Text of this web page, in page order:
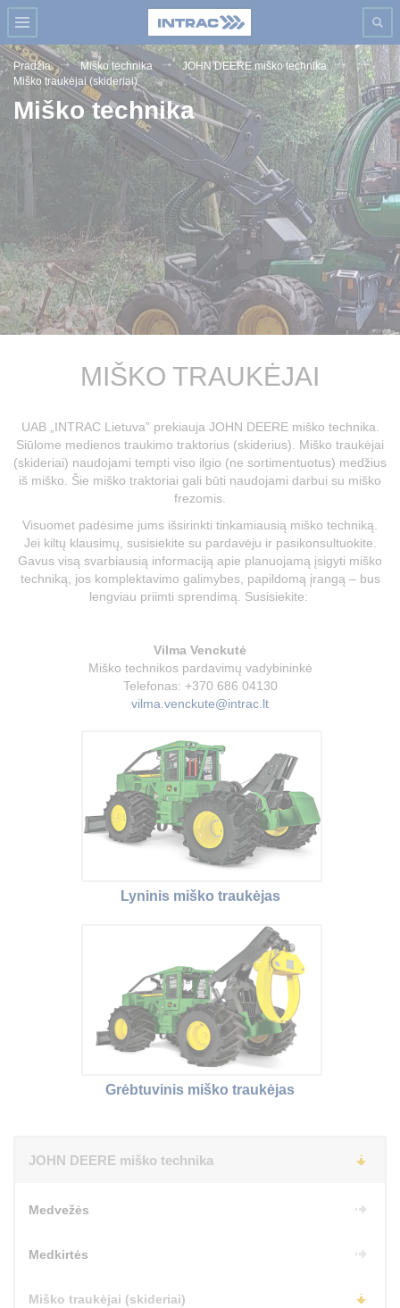
Pradžia Miško technika
JOHN DEERE miško technika
Miško traukėjai (skideriai)
Miško technika
MIŠKO TRAUKĖJAI
UAB „INTRAC Lietuva” prekiauja JOHN DEERE miško technika.
Siūlome medienos traukimo traktorius (skiderius). Miško traukėjai
(skideriai) naudojami tempti viso ilgio (ne sortimentuotus) medžius
iš miško. Šie miško traktoriai gali būti naudojami darbui su miško
frezomis.
Visuomet padėsime jums išsirinkti tinkamiausią miško techniką.
Jei kiltų klausimų, susisiekite su pardavėju ir pasikonsultuokite.
Gavus visą svarbiausią informaciją apie planuojamą įsigyti miško
techniką, jos komplektavimo galimybes, papildomą įrangą – bus
lengviau priimti sprendimą. Susisiekite:
Vilma Venckutė
Miško technikos pardavimų vadybininkė
Telefonas: +370 686 04130
vilma.venckute@intrac.lt
Lyninis miško traukėjas
Grėbtuvinis miško traukėjas
JOHN DEERE miško technika
Medvežės
Medkirtės
Miško traukėjai (skideriai)